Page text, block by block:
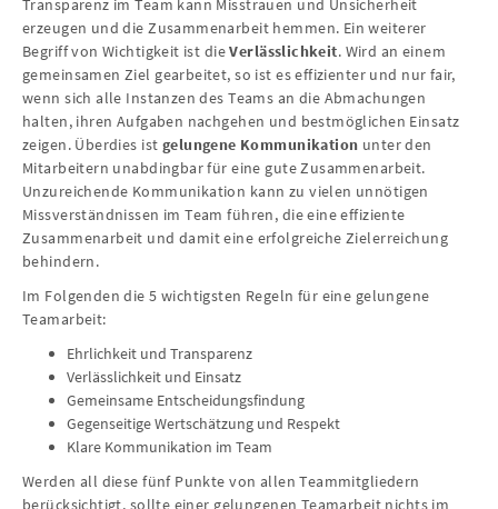
Transparenz im Team kann Misstrauen und Unsicherheit
erzeugen und die Zusammenarbeit hemmen. Ein weiterer
Begriff von Wichtigkeit ist dieVerlässlichkeit. Wird an einem
gemeinsamen Ziel gearbeitet, so ist es effizienter und nur fair,
wenn sich alle Instanzen des Teams an die Abmachungen
halten, ihren Aufgaben nachgehen und bestmöglichen Einsatz
zeigen. Überdies ist gelungene Kommunikation unter den
Mitarbeitern unabdingbar für eine gute Zusammenarbeit.
Unzureichende Kommunikation kann zu vielen unnötigen
Missverständnissen im Team führen, die eine effiziente
Zusammenarbeit und damit eine erfolgreiche Zielerreichung
behindern.
Im Folgenden die 5 wichtigsten Regeln für eine gelungene
Teamarbeit:
Ehrlichkeit und Transparenz
Verlässlichkeit und Einsatz
Gemeinsame Entscheidungsfindung
Gegenseitige Wertschätzung und Respekt
Klare Kommunikation im Team
Werden all diese fünf Punkte von allen Teammitgliedern
berücksichtigt, sollte einer gelungenen Teamarbeit nichts im